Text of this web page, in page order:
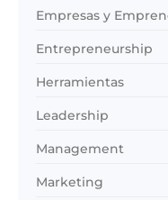
Empresas y
Entrepreneurship
Herramientas
Leadership
Management
Marketing